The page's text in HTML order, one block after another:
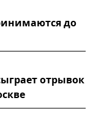
до
отрывок